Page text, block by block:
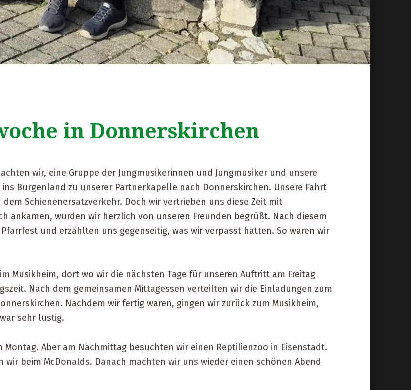
in Donnerskirchen
wir, eine Gruppe der Jungmusikerinnen und Jungmusiker und unsere
Burgenland zu unserer Partnerkapelle nach Donnerskirchen. Unsere Fahrt
Schienenersatzverkehr. Doch wir vertrieben uns diese Zeit mit
ankamen, wurden wir herzlich von unseren Freunden begrüßt. Nach diesem
und erzählten uns gegenseitig, was wir verpasst hatten. So waren wir
Musikheim, dort wo wir die nächsten Tage für unseren Auftritt am Freitag
Nach dem gemeinsamen Mittagessen verteilten wir die Einladungen zum
Nachdem wir fertig waren, gingen wir zurück zum Musikheim,
sehr lustig.
Aber am Nachmittag besuchten wir einen Reptilienzoo in Eisenstadt.
wir beim McDonalds. Danach machten wir uns wieder einen schönen Abend